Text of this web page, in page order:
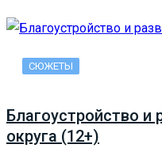
СЮЖЕТЫ
Благоустройство и
округа (12+)